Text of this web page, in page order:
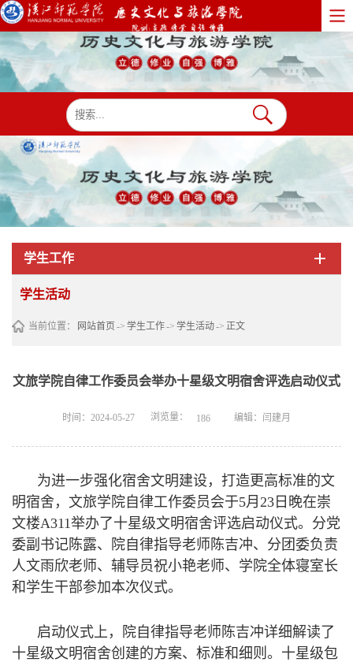
学生工作
学生活动
当前位置： 网站首页 -> 学生工作-> 学生活动-> 正文
文旅学院自律工作委员会举办十星级文明宿舍评选启动仪式
时间：2024-05-27 浏览量： 186 编辑：闫建月
为进一步强化宿舍文明建设，打造更高标准的文
明宿舍，文旅学院自律工作委员会于5月23日晚在崇
文楼A311举办了十星级文明宿舍评选启动仪式。分党
委副书记陈露、院自律指导老师陈吉冲、分团委负责
人文雨欣老师、辅导员祝小艳老师、学院全体寝室长
和学生干部参加本次仪式。
启动仪式上，院自律指导老师陈吉冲详细解读了
十星级文明宿舍创建的方案、标准和细则。十星级包